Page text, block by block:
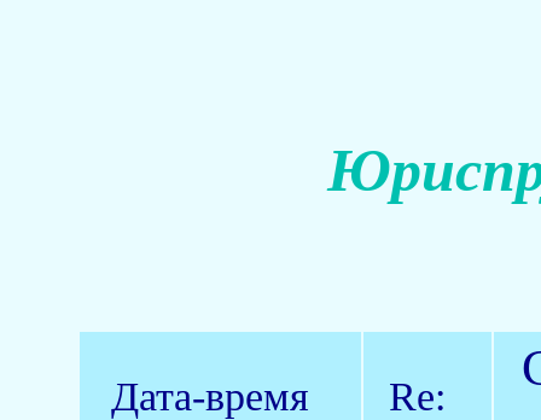
Дата-время Re: